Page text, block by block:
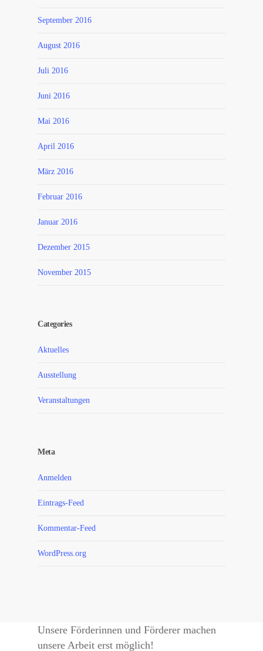
September 2016
August 2016
Juli 2016
Juni 2016
Mai 2016
April 2016
März 2016
Februar 2016
Januar 2016
Dezember 2015
November 2015
Categories
Aktuelles
Ausstellung
Veranstaltungen
Meta
Anmelden
Eintrags-Feed
Kommentar-Feed
WordPress.org
Unsere Förderinnen und Förderer machen
unsere Arbeit erst möglich!